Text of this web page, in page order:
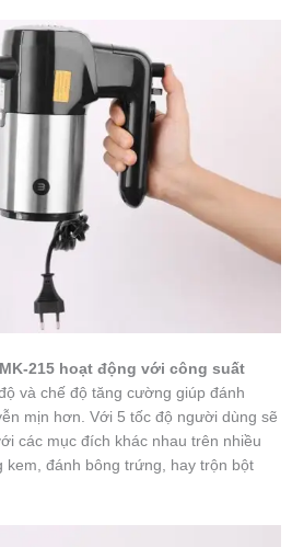
215 hoạt động với công suất
và chế độ tăng cường giúp đánh
mịn hơn. Với 5 tốc độ người dùng sẽ
các mục đích khác nhau trên nhiều
kem, đánh bông trứng, hay trộn bột